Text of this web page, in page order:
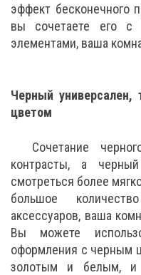
эффект бесконечного
вы сочетаете его с
элементами, ваша
Черный
цветом
Сочетание
контрасты, а
смотреться более
большое
аксессуаров, ваша
Вы можете
оформления с черным
золотым и белым, и